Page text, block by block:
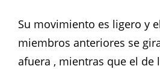
Su movimiento es ligero y
miembros anteriores se
afuera , mientras que el de